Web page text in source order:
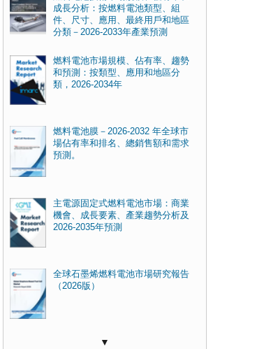
成長分析：按燃料電池類型、組
件、尺寸、應用、最終用戶和地區
分類－2026-2033年產業預測
燃料電池市場規模、佔有率、趨勢
和預測：按類型、應用和地區分
類，2026-2034年
燃料電池膜－2026-2032 年全球市
場佔有率和排名、總銷售額和需求
預測。
主電源固定式燃料電池市場：商業
機會、成長要素、產業趨勢分析及
2026-2035年預測
全球石墨烯燃料電池市場研究報告
（2026版）
▼